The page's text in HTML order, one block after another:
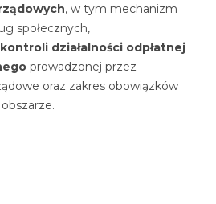
, w tym mechanizm
społecznych,
działalności odpłatnej
prowadzonej przez
oraz zakres obowiązków